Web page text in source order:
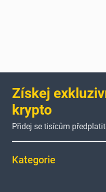
Získej
krypto
Přidej se tisícům
Kategorie